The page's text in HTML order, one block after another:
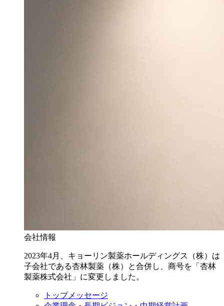
会社情報
2023年4月、キョーリン製薬ホールディングス（株）は
子会社である杏林製薬（株）と合併し、商号を「杏林
製薬株式会社」に変更しました。
トップメッセージ